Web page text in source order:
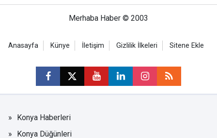
Merhaba Haber © 2003
Anasayfa Künye İletişim Gizlilik İlkeleri Sitene Ekle
Konya Haberleri
Konya Düğünleri